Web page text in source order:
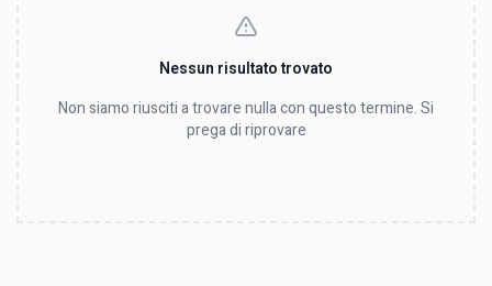
Nessun risultato trovato
Non siamo riusciti a trovare nulla con questo termine. Si
prega di riprovare